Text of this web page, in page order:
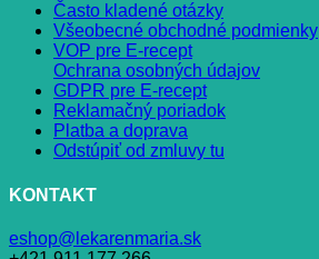
Často kladené otázky
Všeobecné obchodné podmienky
VOP pre E-recept
Ochrana osobných údajov
GDPR pre E-recept
Reklamačný poriadok
Platba a doprava
Odstúpiť od zmluvy tu
KONTAKT
eshop@lekarenmaria.sk